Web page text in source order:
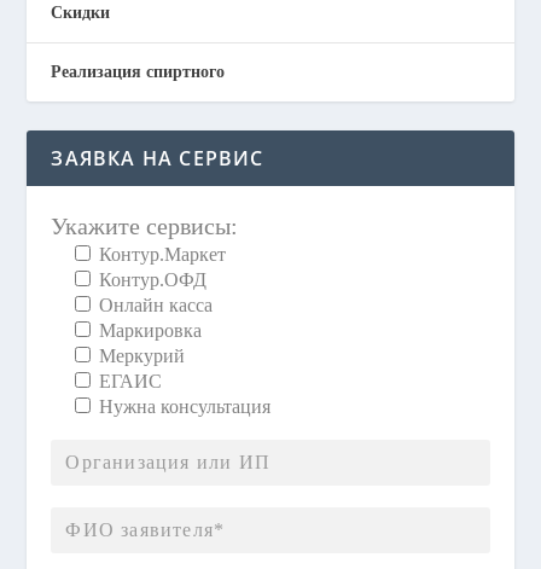
Скидки
Реализация спиртного
ЗАЯВКА НА СЕРВИС
Укажите сервисы:
Контур.Маркет
Контур.ОФД
Онлайн касса
Маркировка
Меркурий
ЕГАИС
Нужна консультация